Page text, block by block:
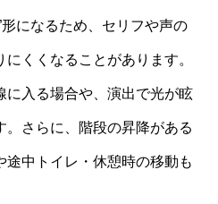
になるため、セリフや声の
くくなることがあります。
に入る場合や、演出で光が眩
。さらに、階段の昇降がある
途中トイレ・休憩時の移動も